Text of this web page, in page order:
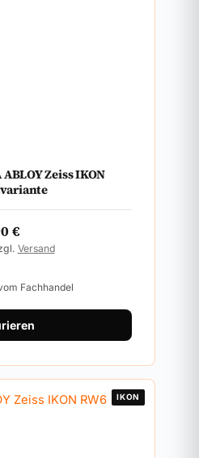
Zeiss IKON
€
Versand
Fachhandel
IKON